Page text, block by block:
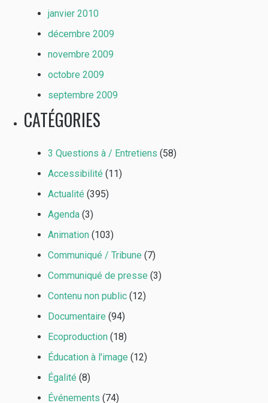
janvier 2010
décembre 2009
novembre 2009
octobre 2009
septembre 2009
CATÉGORIES
3 Questions à / Entretiens (58)
Accessibilité (11)
Actualité (395)
Agenda (3)
Animation (103)
Communiqué / Tribune (7)
Communiqué de presse (3)
Contenu non public (12)
Documentaire (94)
Ecoproduction (18)
Éducation à l'image (12)
Égalité (8)
Événements (74)